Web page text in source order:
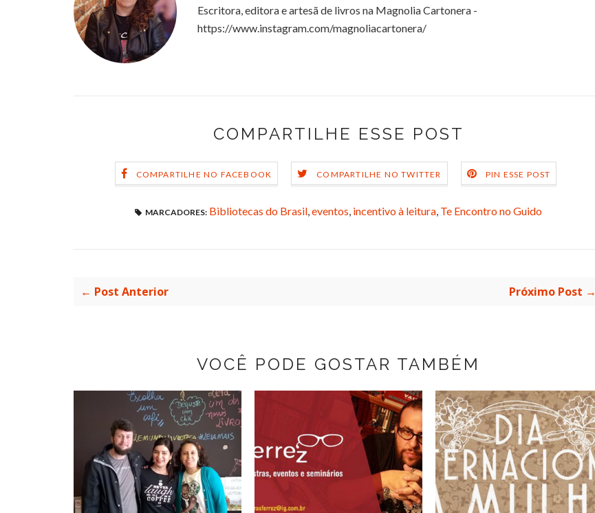
Escritora, editora e artesã de livros na Magnolia Cartonera -
https://www.instagram.com/magnoliacartonera/
COMPARTILHE ESSE POST
COMPARTILHE NO FACEBOOK COMPARTILHE NO TWITTER PIN ESSE POST
MARCADORES: Bibliotecas do Brasil eventos incentivo à leitura Te Encontro no Guido
← Post Anterior Próximo Post →
VOCÊ PODE GOSTAR TAMBÉM